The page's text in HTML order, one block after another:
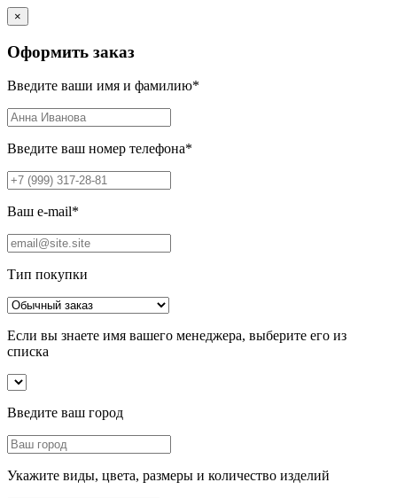
×
Оформить заказ
Введите ваши имя и фамилию*
Введите ваш номер телефона*
Ваш e-mail*
Тип покупки
Если вы знаете имя вашего менеджера, выберите его из
списка
Введите ваш город
Укажите виды, цвета, размеры и количество изделий